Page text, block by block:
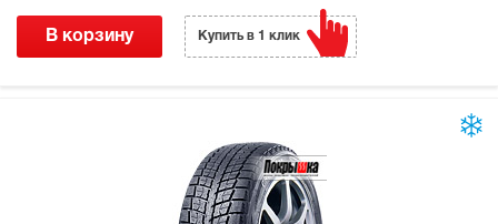
В корзину Купить в 1 клик